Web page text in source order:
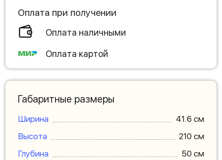
Оплата при получении
Оплата наличными
Оплата картой
Габаритные размеры
Ширина
41.6 см
Высота
210 см
Глубина
50 см